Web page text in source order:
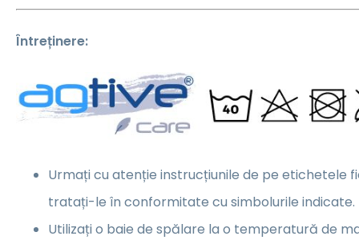
Întreținere:
Urmați cu atenție instrucțiunile de pe etichetele
tratați-le în conformitate cu simbolurile indicate.
Utilizați o baie de spălare la o temperatură de